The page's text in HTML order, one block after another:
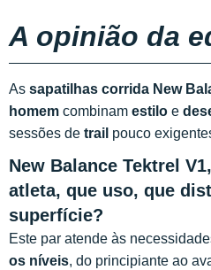
A opinião da
As sapatilhas corrida New
homem combinam estilo e
sessões de trail pouco
New Balance Tektrel
atleta, que uso, que
superfície?
Este par atende às
os níveis, do principiante ao